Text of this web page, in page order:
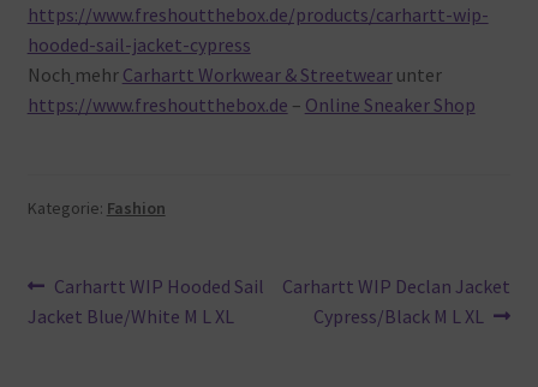
https://www.freshoutthebox.de/products/carhartt-wip-
hooded-sail-jacket-cypress
Noch mehr Carhartt Workwear & Streetwearunter
https://www.freshoutthebox.de – Online Sneaker Shop
Kategorie: Fashion
Beitragsnavigation
Vorheriger
Beitrag:
Carhartt WIP Hooded Sail
Jacket Blue/White M L XL
Nächster
Beitrag:
Carhartt WIP Declan Jacket
Cypress/Black M L XL